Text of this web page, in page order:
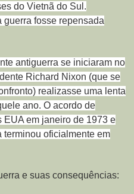
do Vietnã do Sul.
guerra fosse repensada
antiguerra se iniciaram no
Richard Nixon (que se
realizasse uma lenta
ano. O acordo de
em janeiro de 1973 e
terminou oficialmente em
e suas consequências: